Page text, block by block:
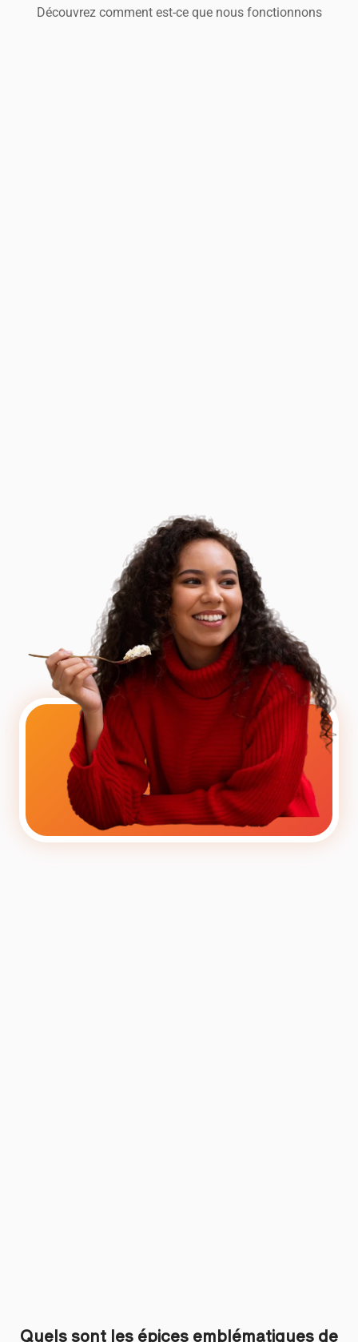
Découvrez comment est-ce que nous fonctionnons
Quels sont les épices emblématiques de